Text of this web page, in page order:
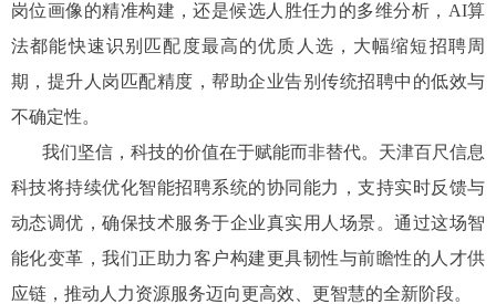
岗位画像的精准构建，还是候选人胜任力的多维分析，AI算
法都能快速识别匹配度最高的优质人选，大幅缩短招聘周
期，提升人岗匹配精度，帮助企业告别传统招聘中的低效与
不确定性。
我们坚信，科技的价值在于赋能而非替代。天津百尺信息
科技将持续优化智能招聘系统的协同能力，支持实时反馈与
动态调优，确保技术服务于企业真实用人场景。通过这场智
能化变革，我们正助力客户构建更具韧性与前瞻性的人才供
应链，推动人力资源服务迈向更高效、更智慧的全新阶段。